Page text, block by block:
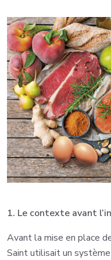
1. Le contexte avant
Avant la mise en place
Saint utilisait un